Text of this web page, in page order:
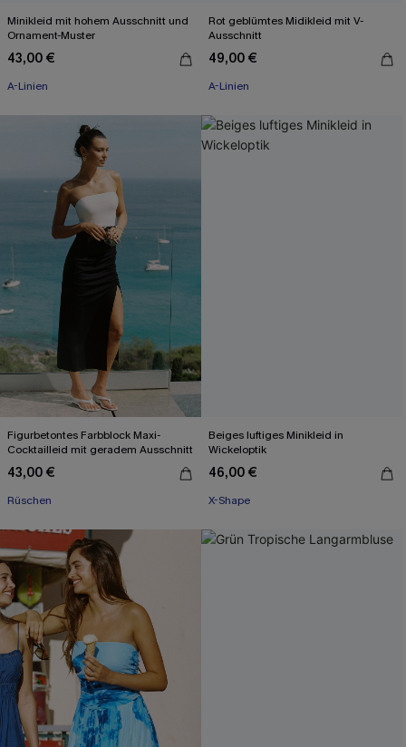
Minikleid mit hohem Ausschnitt und
Ornament-Muster
43,00 €
A-Linien
Rot geblümtes Midikleid mit V-
Ausschnitt
49,00 €
A-Linien
Figurbetontes Farbblock Maxi-
Cocktailleid mit geradem Ausschnitt
43,00 €
Rüschen
Beiges luftiges Minikleid in
Wickeloptik
46,00 €
X-Shape